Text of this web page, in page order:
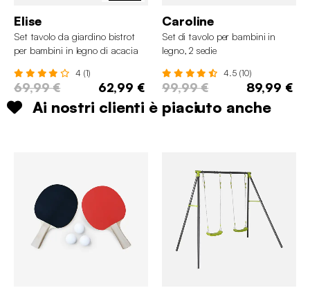
Elise
Set tavolo da giardino bistrot
per bambini in legno di acacia
4 (1)
69,99 € 62,99 €
Caroline
Set di tavolo per bambini in
legno, 2 sedie
4.5 (10)
99,99 € 89,99 €
Ai nostri clienti è piaciuto anche